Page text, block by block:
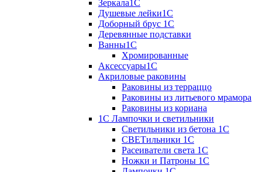
Зеркала1С
Душевые лейки1С
Доборный брус 1С
Деревянные подставки
Ванны1С
Хромированные
Аксессуары1С
Акриловые раковины
Раковины из терраццо
Раковины из литьевого мрамора
Раковины из кориана
1С Лампочки и светильники
Светильники из бетона 1С
СВЕТильники 1С
Расеиватели света 1С
Ножки и Патроны 1С